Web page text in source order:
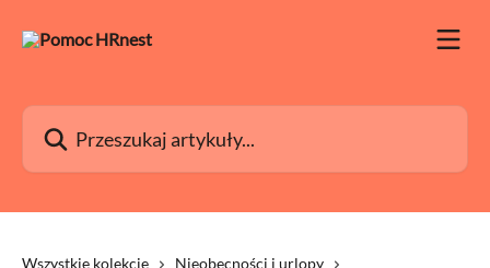
Przeszukaj artykuły...
Wszystkie kolekcje
Nieobecności i urlopy